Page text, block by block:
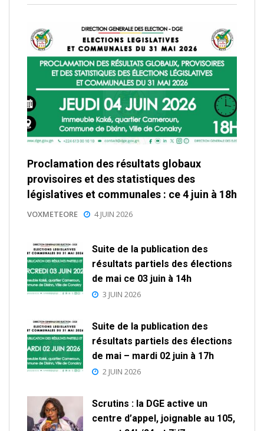
Proclamation des résultats globaux
provisoires et des statistiques des
législatives et communales : ce 4 juin à 18h
VOXMETEORE 4 JUIN 2026
Suite de la publication des
résultats partiels des élections
de mai ce 03 juin à 14h
3 JUIN 2026
Suite de la publication des
résultats partiels des élections
de mai – mardi 02 juin à 17h
2 JUIN 2026
Scrutins : la DGE active un
centre d’appel, joignable au 105,